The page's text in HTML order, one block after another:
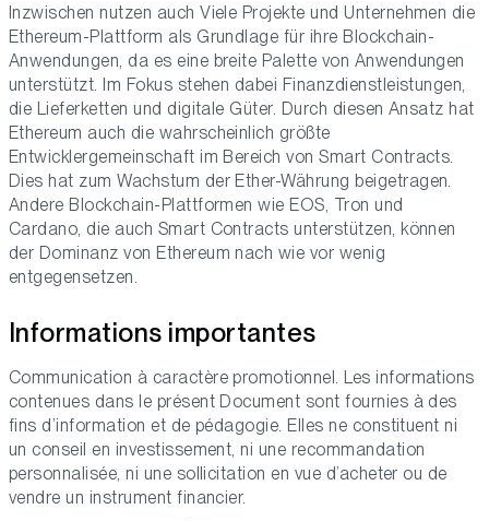
Inzwischen nutzen auch Viele Projekte und Unternehmen die
Ethereum-Plattform als Grundlage für ihre Blockchain-
Anwendungen, da es eine breite Palette von Anwendungen
unterstützt. Im Fokus stehen dabei Finanzdienstleistungen,
die Lieferketten und digitale Güter. Durch diesen Ansatz hat
Ethereum auch die wahrscheinlich größte
Entwicklergemeinschaft im Bereich von Smart Contracts.
Dies hat zum Wachstum der Ether-Währung beigetragen.
Andere Blockchain-Plattformen wie EOS, Tron und
Cardano, die auch Smart Contracts unterstützen, können
der Dominanz von Ethereum nach wie vor wenig
entgegensetzen.
Informations importantes
Communication à caractère promotionnel. Les informations
contenues dans le présent Document sont fournies à des
fins d’information et de pédagogie. Elles ne constituent ni
un conseil en investissement, ni une recommandation
personnalisée, ni une sollicitation en vue d’acheter ou de
vendre un instrument financier.